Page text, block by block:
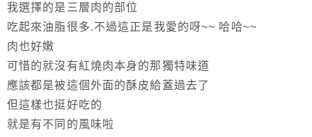
我選擇的是三層肉的部位
吃起來油脂很多.不過這正是我愛的呀~~ 哈哈~~
肉也好嫩
可惜的就沒有紅燒肉本身的那獨特味道
應該都是被這個外面的酥皮給蓋過去了
但這樣也挺好吃的
就是有不同的風味啦